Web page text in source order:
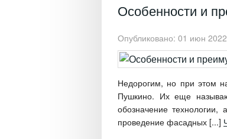
Особенности и
Опубликовано: 01 июн 2022
Недорогим, но при этом
Пушкино. Их еще
обозначение технологии,
проведение фасадных [...]